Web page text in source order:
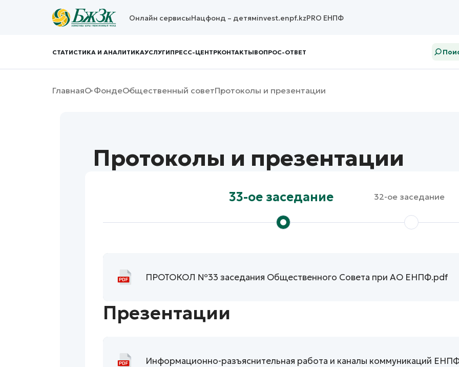
Онлайн сервисыНацфонд – детямinvest.enpf.kzPRO ЕНПФ
СТАТИСТИКА И АНАЛИТИКАУСЛУГИПРЕСС-ЦЕНТРКОНТАКТЫВОПРОС-ОТВЕТ
ГлавнаяО ФондеОбщественный советПротоколы и презентации
Протоколы и презентации
33-ое заседание 32-ое заседание
ПРОТОКОЛ №33 заседания Общественного Совета при АО ЕНПФ.pdf
Презентации
Информационно-разъяснительная работа и каналы коммуникаций